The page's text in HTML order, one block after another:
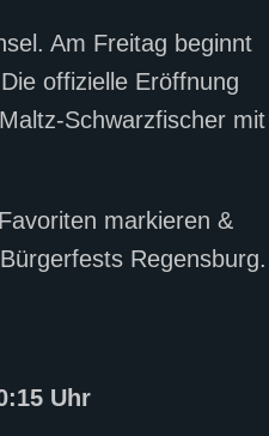
Am Freitag beginnt
offizielle Eröffnung
Schwarzfischer mit
markieren &
Regensburg.
Uhr